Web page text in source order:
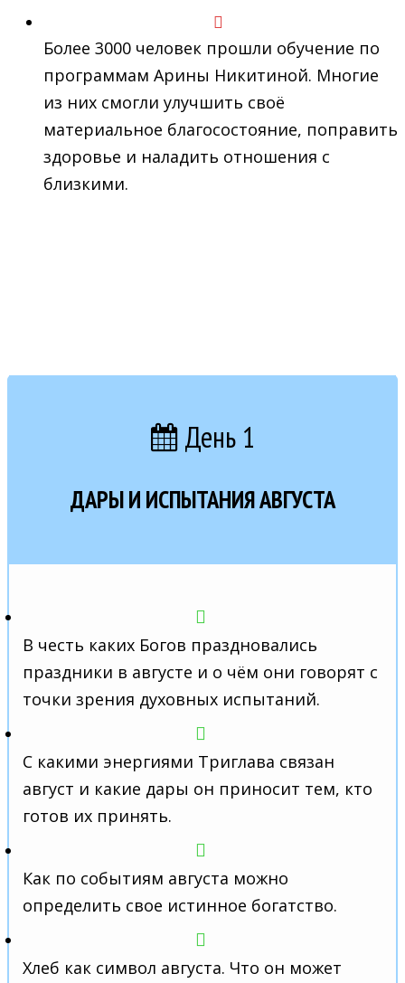
Более 3000 человек прошли обучение по
программам Арины Никитиной. Многие
из них смогли улучшить своё
материальное благосостояние, поправить
здоровье и наладить отношения с
близкими.
День 1
ДАРЫ И ИСПЫТАНИЯ АВГУСТА
В честь каких Богов праздновались
праздники в августе и о чём они говорят с
точки зрения духовных испытаний.
С какими энергиями Триглава связан
август и какие дары он приносит тем, кто
готов их принять.
Как по событиям августа можно
определить свое истинное богатство.
Хлеб как символ августа. Что он может